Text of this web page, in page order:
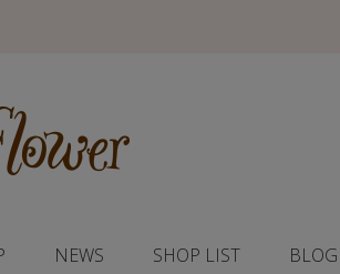
NEWS SHOP LIST BLOG